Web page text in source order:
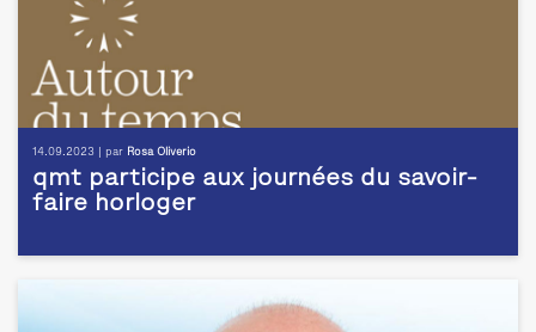
14.09.2023 | par Rosa Oliverio
qmt participe aux journées du savoir-
faire horloger